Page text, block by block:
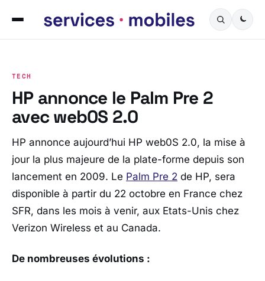
TECH
HP annonce le Palm Pre 2
avec web0S 2.0
HP annonce aujourd’hui HP web0S 2.0, la mise à
jour la plus majeure de la plate-forme depuis son
lancement en 2009. Le Palm Pre 2 de HP, sera
disponible à partir du 22 octobre en France chez
SFR, dans les mois à venir, aux Etats-Unis chez
Verizon Wireless et au Canada.
De nombreuses évolutions :